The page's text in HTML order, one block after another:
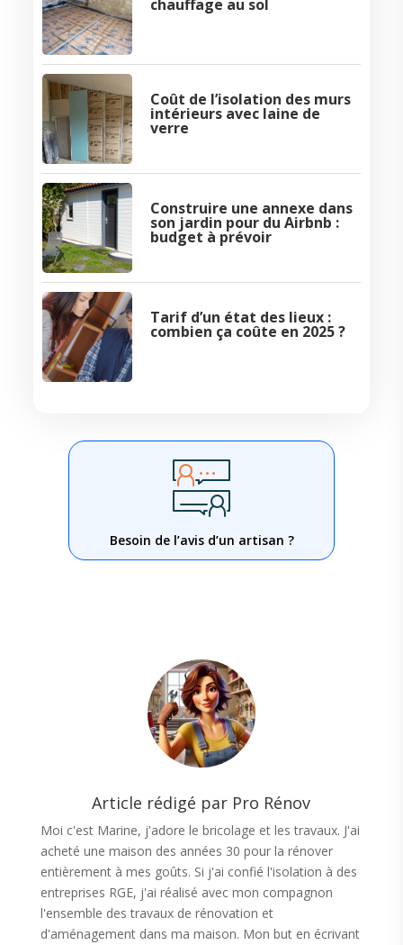
chauffage au sol
Coût de l’isolation des murs
intérieurs avec laine de
verre
Construire une annexe dans
son jardin pour du Airbnb :
budget à prévoir
Tarif d’un état des lieux :
combien ça coûte en 2025 ?
Besoin de l’avis d’un artisan ?
Article rédigé par Pro Rénov
Moi c'est Marine, j'adore le bricolage et les travaux. J'ai
acheté une maison des années 30 pour la rénover
entièrement à mes goûts. Si j'ai confié l'isolation à des
entreprises RGE, j'ai réalisé avec mon compagnon
l'ensemble des travaux de rénovation et
d'aménagement dans ma maison. Mon but en écrivant